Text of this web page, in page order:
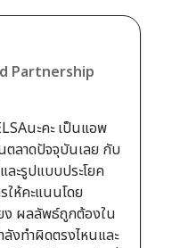
Partnership
นะคะ เป็นแอพ
ตลาดปัจจุบันเลย กับ
ละรูปแบบประโยค
ให้คะแนนโดย
ง ผลลัพธ์ถูกต้องใน
งทำผิดตรงไหนและ